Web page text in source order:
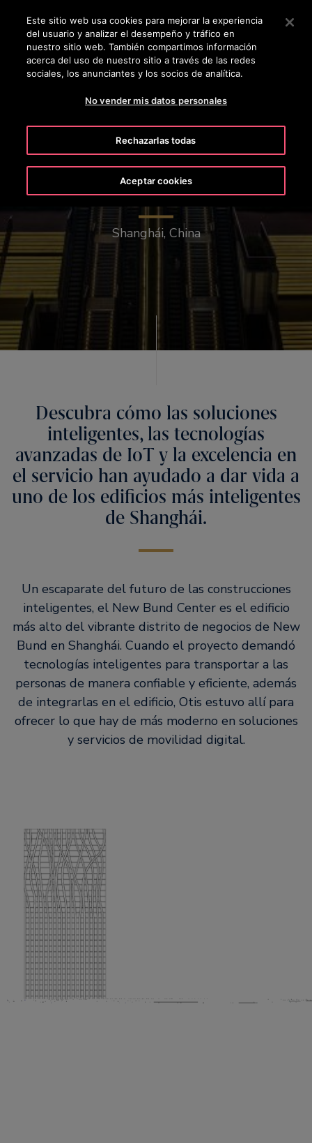
Pulse Intro para saltar al contenido principal
BUSCAR
New Bund Center
Shanghái, China
Descubra cómo las soluciones
inteligentes, las tecnologías
avanzadas de IoT y la excelencia en
el servicio han ayudado a dar vida a
uno de los edificios más inteligentes
de Shanghái.
Un escaparate del futuro de las construcciones
inteligentes, el New Bund Center es el edificio
más alto del vibrante distrito de negocios de New
Bund en Shanghái. Cuando el proyecto demandó
tecnologías inteligentes para transportar a las
personas de manera confiable y eficiente, además
de integrarlas en el edificio, Otis estuvo allí para
ofrecer lo que hay de más moderno en soluciones
y servicios de movilidad digital.
Este sitio web usa cookies para mejorar la experiencia
del usuario y analizar el desempeño y tráfico en
nuestro sitio web. También compartimos información
acerca del uso de nuestro sitio a través de las redes
sociales, los anunciantes y los socios de analítica.
No vender mis datos personales
Rechazarlas todas
Aceptar cookies